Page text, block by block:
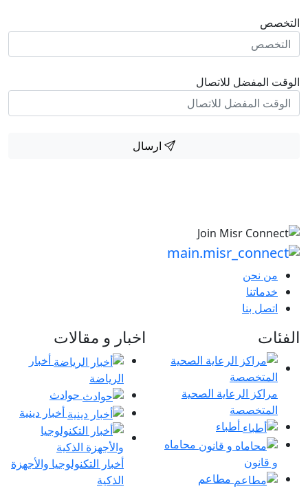
التخصص
الوقت المفضل للاتصال
ارسال
من نحن
خدماتنا
اتصل بنا
الفئات
مراكز الرعاية الصحية
المتخصصة
أطباء
محاماه
و قانون
مطاعم
اخبار و مقالات
أخبار
الرياضة
حوادث
أخبار دينية
أخبار التكنولوجيا والأجهزة
الذكية